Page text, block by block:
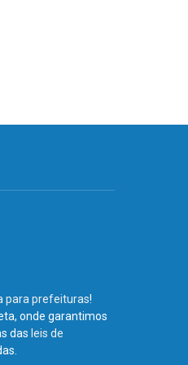
para prefeituras!
onde garantimos
das leis de